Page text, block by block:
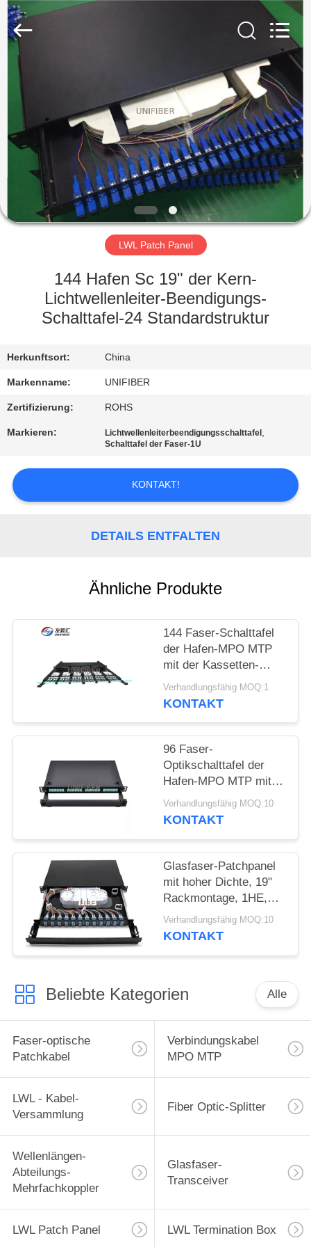
HAUS
PRODUKTE
ÜBER
UNS
FABRIK-
QUALITÄTSKONTROLLE
SIE
MIT
UNS
IN
VERBINDUNG
NACHRICHTEN
FORDERN
POLICY
Shenzhen
Unifiber
Technology
Co.,Ltd.
Rights
Reserved.
LWL Patch Panel
144 Hafen Sc 19" der Kern-
Lichtwellenleiter-Beendigungs-
Schalttafel-24 Standardstruktur
Herkunftsort: China
Markenname: UNIFIBER
Zertifizierung: ROHS
Markieren: Lichtwellenleiterbeendigungsschalttafel ,
Schalttafel der Faser-1U
KONTAKT!
DETAILS ENTFALTEN
Ähnliche Produkte
144 Faser-Schalttafel
der Hafen-MPO MTP
mit der Kassetten-
Kapazität 8F 12F
Verhandlungsfähig MOQ:1
KONTAKT
96 Faser-
Optikschalttafel der
Hafen-MPO MTP mit
Modulen der
Kassetten-4x24F
Verhandlungsfähig MOQ:10
KONTAKT
Glasfaser-Patchpanel
mit hoher Dichte, 19"
Rackmontage, 1HE,
96F LC Quad Adapter
Verhandlungsfähig MOQ:10
KONTAKT
Beliebte Kategorien Alle
Faser-optische
Patchkabel
Verbindungskabel
MPO MTP
LWL - Kabel-
Versammlung
Fiber Optic-Splitter
Wellenlängen-
Abteilungs-
Mehrfachkoppler
Glasfaser-
Transceiver
LWL Patch Panel LWL Termination Box